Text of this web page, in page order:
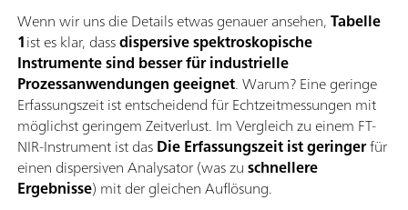
Wenn wir uns die Details etwas genauer ansehen,Tabelle
1ist es klar, dassdispersive spektroskopische
Instrumente sind besser für industrielle
Prozessanwendungen geeignet. Warum? Eine geringe
Erfassungszeit ist entscheidend für Echtzeitmessungen mit
möglichst geringem Zeitverlust. Im Vergleich zu einem FT-
NIR-Instrument ist dasDie Erfassungszeit ist geringerfür
einen dispersiven Analysator (was zuschnellere
Ergebnisse) mit der gleichen Auflösung.